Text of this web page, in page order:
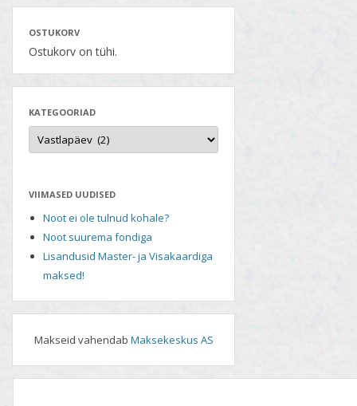
OSTUKORV
Ostukorv on tühi.
KATEGOORIAD
VIIMASED UUDISED
Noot ei ole tulnud kohale?
Noot suurema fondiga
Lisandusid Master- ja Visakaardiga
maksed!
Makseid vahendab Maksekeskus AS